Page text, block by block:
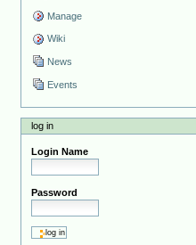
Manage
Wiki
News
Events
log in
Login Name
Password